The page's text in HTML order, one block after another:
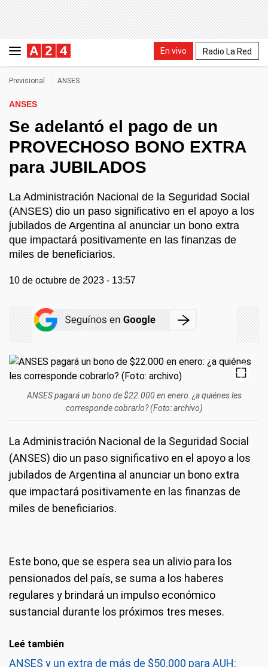
En vivo Radio La Red
Previsional ANSES
ANSES
Se adelantó el pago de un
PROVECHOSO BONO EXTRA
para JUBILADOS
La Administración Nacional de la Seguridad Social
(ANSES) dio un paso significativo en el apoyo a los
jubilados de Argentina al anunciar un bono extra
que impactará positivamente en las finanzas de
miles de beneficiarios.
10 de octubre de 2023 - 13:57
ANSES pagará un bono de $22.000 en enero: ¿a quiénes les
corresponde cobrarlo? (Foto: archivo)
La Administración Nacional de la Seguridad Social
(ANSES) dio un paso significativo en el apoyo a los
jubilados de Argentina al anunciar un bono extra
que impactará positivamente en las finanzas de
miles de beneficiarios.
Este bono, que se espera sea un alivio para los
pensionados del país, se suma a los haberes
regulares y brindará un impulso económico
sustancial durante los próximos tres meses.
Leé también
ANSES y un extra de más de $50.000 para AUH: